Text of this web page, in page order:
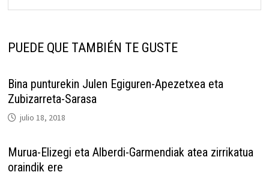
PUEDE QUE TAMBIÉN TE GUSTE
Bina punturekin Julen Egiguren-Apezetxea eta
Zubizarreta-Sarasa
julio 18, 2018
Murua-Elizegi eta Alberdi-Garmendiak atea zirrikatua
oraindik ere